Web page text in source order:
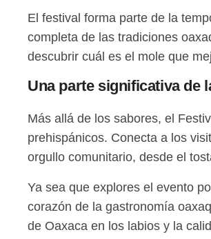
El festival forma parte de la
completa de las tradiciones
descubrir cuál es el mole que
Una parte significativa de
Más allá de los sabores, el
prehispánicos. Conecta a los
orgullo comunitario, desde el
Ya sea que explores el evento
corazón de la gastronomía
de Oaxaca en los labios y la